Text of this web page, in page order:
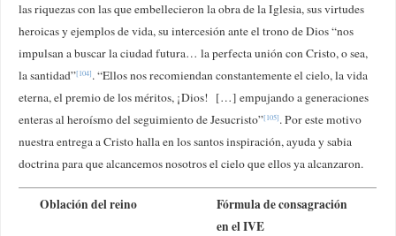
las riquezas con las que embellecieron la obra de la Iglesia, sus virtudes
heroicas y ejemplos de vida, su intercesión ante el trono de Dios “nos
impulsan a buscar la ciudad futura… la perfecta unión con Cristo, o sea,
la santidad”[104]. “Ellos nos recomiendan constantemente el cielo, la vida
eterna, el premio de los méritos, ¡Dios! […] empujando a generaciones
enteras al heroísmo del seguimiento de Jesucristo”[105]. Por este motivo
nuestra entrega a Cristo halla en los santos inspiración, ayuda y sabia
doctrina para que alcancemos nosotros el cielo que ellos ya alcanzaron.
Oblación del reino
Fórmula de consagración
en el IVE